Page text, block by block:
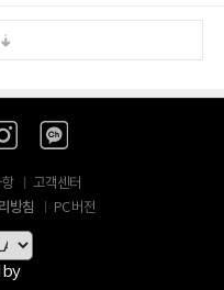
고객센터
방침 PC 버전
by